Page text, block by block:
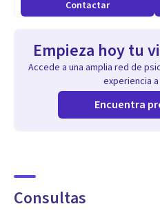
alimentaria (hábitos
tecnologías, redes sociales,
sustancias…). Acoso
otros). Déficit de atención
y en adultos). Dificultades del
(cardiovasculares,
Contactar
Empieza hoy tu
Accede a una amplia red de
experiencia
Encuentra
Consultas